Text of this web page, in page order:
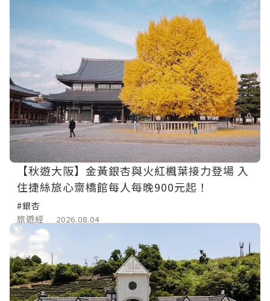
【秋遊大阪】金黃銀杏與火紅楓葉接力登場 入
住捷絲旅心齋橋館每人每晚900元起！
#銀杏
旅遊經
2026.08.04